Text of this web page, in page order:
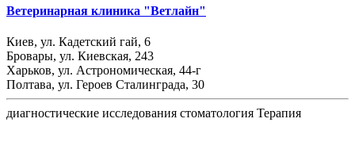
Ветеринарная клиника "Ветлайн"
Киев, ул. Кадетский гай, 6
Бровары, ул. Киевская, 243
Харьков, ул. Астрономическая, 44-г
Полтава, ул. Героев Сталинграда, 30
диагностические исследования стоматология Терапия